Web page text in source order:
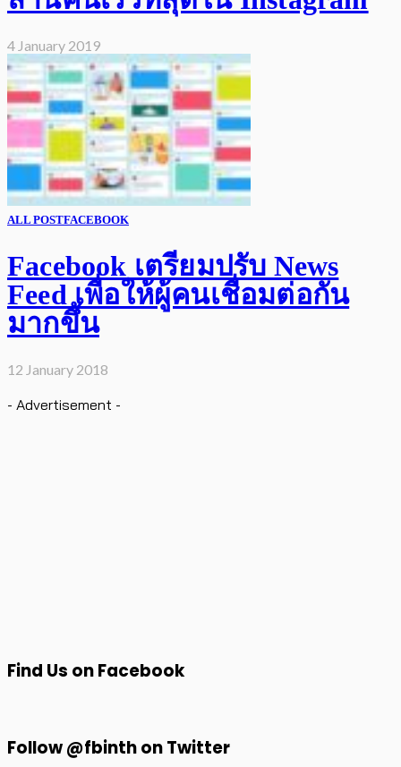
4 January 2019
ALL POSTFACEBOOK
Facebook เตรียมปรับ News
Feed เพื่อให้ผู้คนเชื่อมต่อกัน
มากขึ้น
12 January 2018
- Advertisement -
Find Us on Facebook
Follow @fbinth on Twitter